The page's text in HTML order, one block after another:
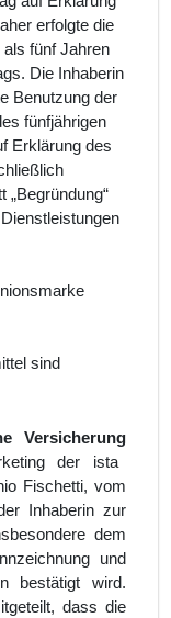
erfolgte die
fünf Jahren
Die Inhaberin
Benutzung der
fünfjährigen
Erklärung des
„Begründung“
sind
Versicherung
der ista
Fischetti, vom
Inhaberin zur
dem
und
bestätigt wird.
dass die